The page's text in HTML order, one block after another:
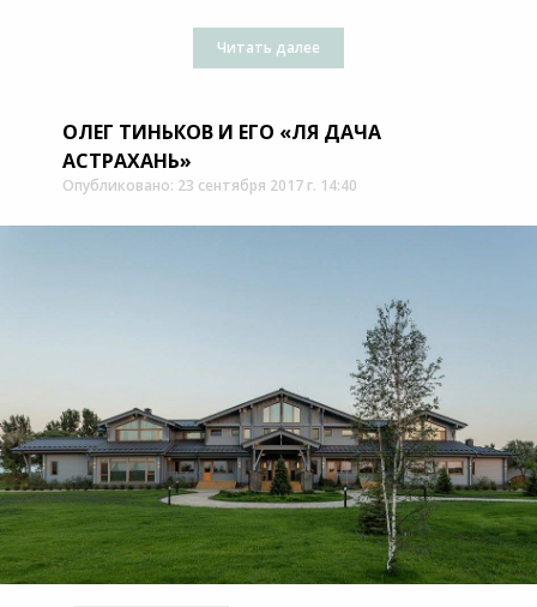
Читать далее
ОЛЕГ ТИНЬКОВ И ЕГО «ЛЯ ДАЧА
АСТРАХАНЬ»
Опубликовано: 23 сентября 2017 г. 14:40